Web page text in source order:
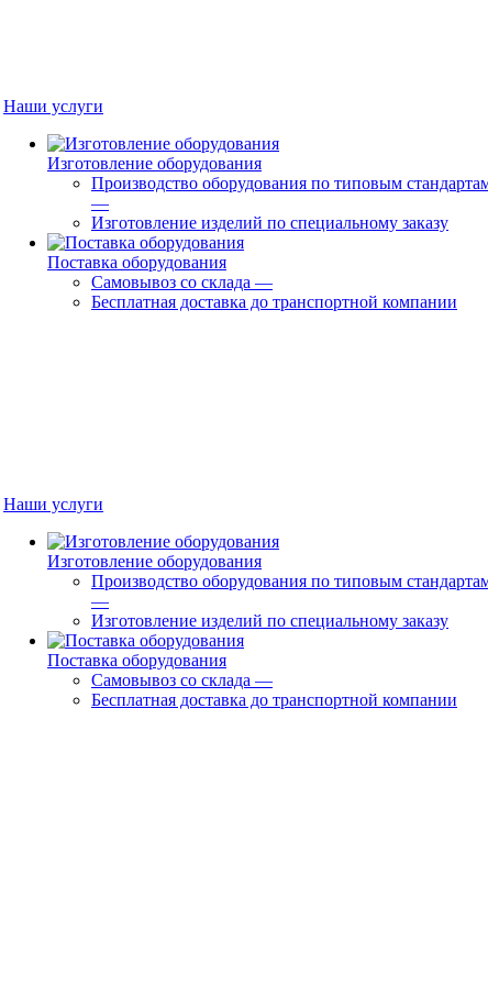
Наши услуги
Изготовление оборудования
Производство оборудования по типовым
—
Изготовление изделий по специальному заказу
Поставка оборудования
Самовывоз со склада —
Бесплатная доставка до транспортной компании
Наши услуги
Изготовление оборудования
Производство оборудования по типовым
—
Изготовление изделий по специальному заказу
Поставка оборудования
Самовывоз со склада —
Бесплатная доставка до транспортной компании